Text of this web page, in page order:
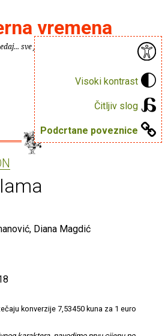
Visoki kontrast
Čitljiv slog
Podcrtane poveznice
vremena
sve je puno knjiga.
Diana Magdić
konverzije 7,53450 kuna za 1 euro